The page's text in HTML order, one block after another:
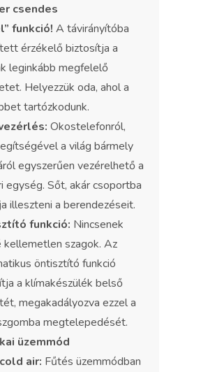
csendes
funkció! A távirányítóba
érzékelő biztosítja a
leginkább megfelelő
Helyezzük oda, ahol a
tartózkodunk.
Okostelefonról,
a világ bármely
egyszerűen vezérelhető a
egység. Sőt, akár csoportba
illeszteni a berendezéseit.
funkció: Nincsenek
szagok. Az
öntisztító funkció
a klímakészülék belső
megakadályozva ezzel a
megtelepedését.
üzemmód
air: Fűtés üzemmódban